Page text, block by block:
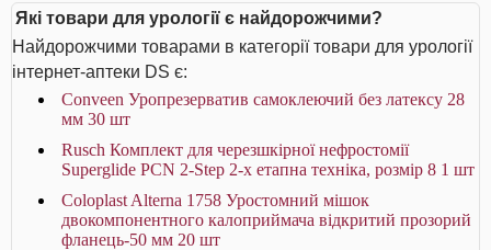
Які товари для урології є найдорожчими?
Найдорожчими товарами в категорії товари для урології
інтернет-аптеки DS є:
Conveen Уропрезерватив самоклеючий без латексу 28
мм 30 шт
Rusch Комплект для черезшкірної нефростомії
Superglide PCN 2-Step 2-х етапна техніка, розмір 8 1 шт
Coloplast Alterna 1758 Уростомний мішок
двокомпонентного калоприймача відкритий прозорий
фланець-50 мм 20 шт